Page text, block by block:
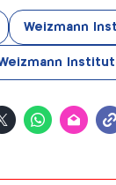
Weizmann